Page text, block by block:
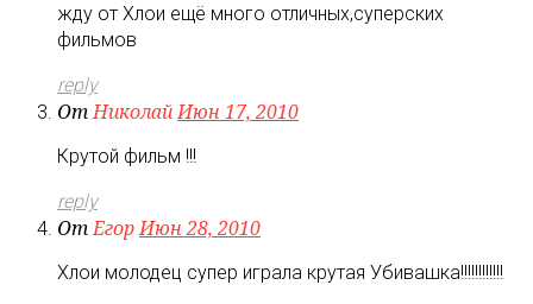
жду от Хлои ещё много отличных,суперских
фильмов
reply
ОтНиколайИюн 17, 2010
Крутой фильм !!!
reply
ОтЕгорИюн 28, 2010
Хлои молодец супер играла крутая Убивашка!!!!!!!!!!!!